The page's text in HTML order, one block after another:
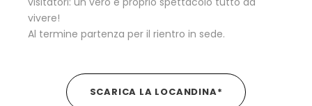
vivere!
Al termine partenza per il rientro in sede.
SCARICA LA LOCANDINA*